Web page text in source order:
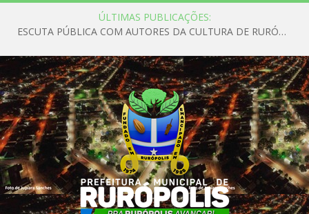
ÚLTIMAS PUBLICAÇÕES:
ESCUTA PÚBLICA COM AUTORES DA CULTURA DE RURÓPOLIS